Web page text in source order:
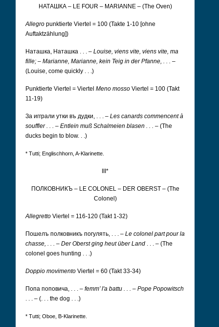
НАТАШКА – LE FOUR – MARIANNE– (The Oven)
Allegro punktierte Viertel = 100 (Takte 1-10 [ohne
Auftaktzählung])
Наташка, Наташка . . . – Louise, viens vite, viens vite, ma
fille; – Marianne, Marianne, kein Teig in der Pfanne, . . . –
(Louise, come quickly . . .)
Punktierte Viertel = Viertel Meno mosso Viertel = 100 (Takt
11-19)
За игграли утки въ дудки, . . . – Les canards commencent à
souffler . . . – Entlein muß Schalmeien blasen . . . – (The
ducks begin to blow. . .)
* Tutti; Englischhorn, A-Klarinette.
III*
ПОЛКОВНИКЪ – LE COLONEL– DER OBERST– (The
Colonel)
Allegretto Viertel = 116-120 (Takt 1-32)
Пошелъ полковникъ погулять, . . . – Le colonel part pour la
chasse, . . . – Der Oberst ging heut über Land . . . – (The
colonel goes hunting . . .)
Doppio movimento Viertel = 60 (Takt 33-34)
Попа поповича, . . . – femm’ l'a battu . . . – Pope Popowitsch
. . . – (. . . the dog . . .)
* Tutti; Oboe, B-Klarinette.